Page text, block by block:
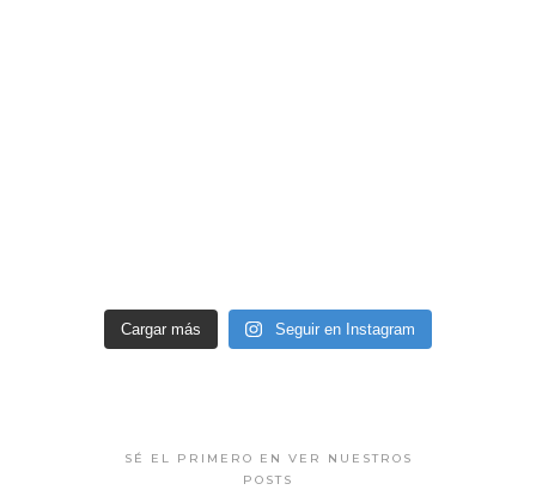
Cargar más Seguir en Instagram
SÉ EL PRIMERO EN VER NUESTROS
POSTS